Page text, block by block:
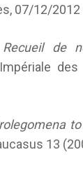
07/12/2012
Recueil de
13